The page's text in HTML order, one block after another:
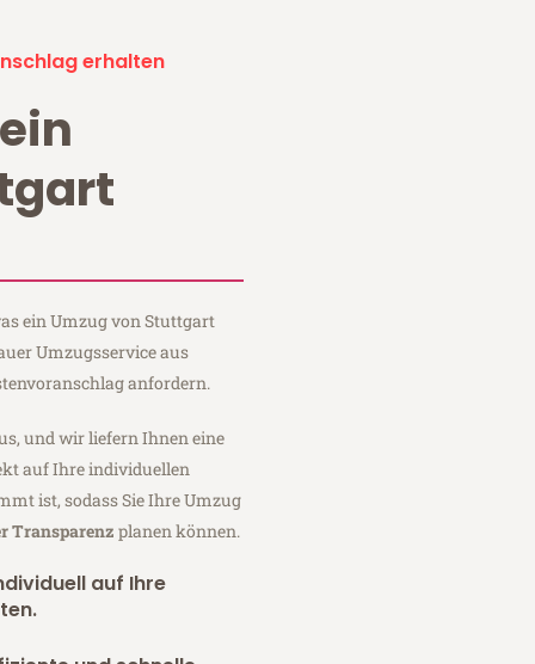
erhalten
ein Umzug von Stuttgart
Umzugsservice aus
anfordern.
und wir liefern Ihnen eine
auf Ihre individuellen
ist, sodass Sie Ihre Umzug
Transparenz planen können.
auf Ihre